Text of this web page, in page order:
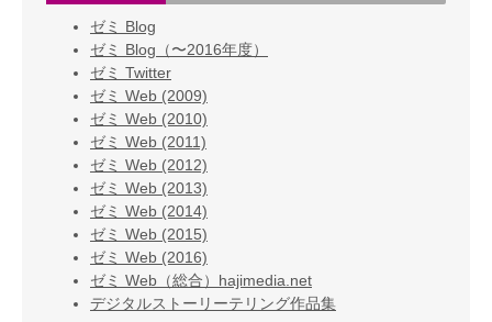
ゼミ Blog
ゼミ Blog（〜2016年度）
ゼミ Twitter
ゼミ Web (2009)
ゼミ Web (2010)
ゼミ Web (2011)
ゼミ Web (2012)
ゼミ Web (2013)
ゼミ Web (2014)
ゼミ Web (2015)
ゼミ Web (2016)
ゼミ Web（総合）hajimedia.net
デジタルストーリーテリング作品集